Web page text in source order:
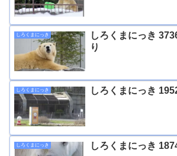
しろくまにっき
しろくまにっき
り
しろくまにっき しろくまにっき
しろくまにっき しろくまにっき